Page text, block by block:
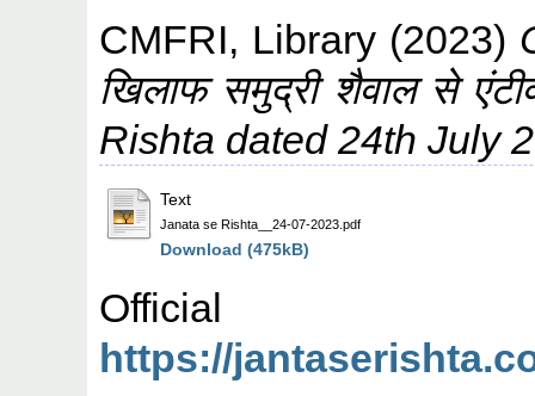
CMFRI, Library (2023)
खिलाफ समुद्री शैवाल से
Rishta dated 24th July
Text
Janata se Rishta__24-07-2023.pdf
Download (475kB)
https://